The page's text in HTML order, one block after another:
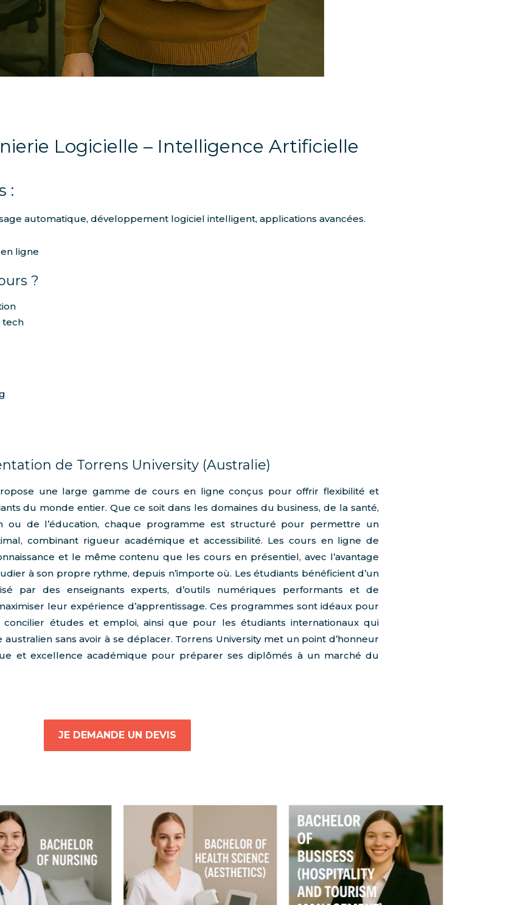
Logicielle – Intelligence Artificielle
:
automatique, développement logiciel intelligent, applications avancées.
ligne
?
tech
de Torrens University (Australie)
une large gamme de cours en ligne conçus pour offrir flexibilité et
du monde entier. Que ce soit dans les domaines du business, de la santé,
ou de l’éducation, chaque programme est structuré pour permettre un
combinant rigueur académique et accessibilité. Les cours en ligne de
et le même contenu que les cours en présentiel, avec l’avantage
à son propre rythme, depuis n’importe où. Les étudiants bénéficient d’un
par des enseignants experts, d’outils numériques performants et de
leur expérience d’apprentissage. Ces programmes sont idéaux pour
concilier études et emploi, ainsi que pour les étudiants internationaux qui
sans avoir à se déplacer. Torrens University met un point d’honneur
et excellence académique pour préparer ses diplômés à un marché du
JE DEMANDE UN DEVIS